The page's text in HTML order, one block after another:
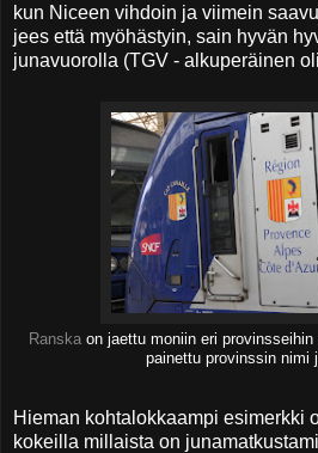
kun Niceen vihdoin ja viimein
jees että myöhästyin, sain hyvän
junavuorolla (TGV - alkuperäinen
Ranskaon jaettu moniin eri
painettu provinssin nimi
Hieman kohtalokkaampi esimerkki
kokeilla millaista on